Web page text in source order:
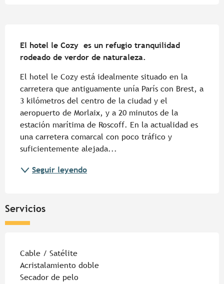
El hotel le Cozy  es un refugio tranquilidad
rodeado de verdor de naturaleza.
El hotel le Cozy está idealmente situado en la
carretera que antiguamente unía París con Brest, a
3 kilómetros del centro de la ciudad y el
aeropuerto de Morlaix, y a 20 minutos de la
estación marítima de Roscoff. En la actualidad es
una carretera comarcal con poco tráfico y
suficientemente alejada...
Seguir leyendo
Servicios
Cable / Satélite
Acristalamiento doble
Secador de pelo